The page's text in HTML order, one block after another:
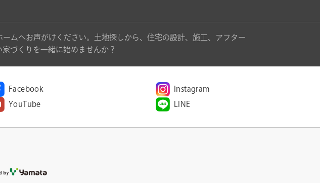
ムへお声がけください。土地探しから、住宅の設計、施工、アフター
づくりを一緒に始めませんか？
Facebook
Instagram
YouTube
LINE